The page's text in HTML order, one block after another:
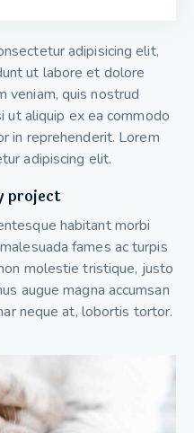
adipisicing elit,
ut labore et dolore
veniam, quis nostrud
ut aliquip ex ea commodo
in reprehenderit. Lorem
adipiscing elit.
project
habitant morbi
fames ac turpis
molestie tristique, justo
augue magna accumsan
neque at, lobortis tortor.